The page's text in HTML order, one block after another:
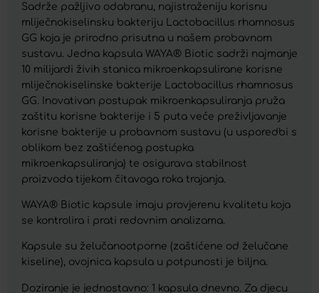
Sadrže pažljivo odabranu, najistraženiju korisnu
mliječnokiselinsku bakteriju Lactobacillus rhamnosus
GG koja je prirodno prisutna u našem probavnom
sustavu. Jedna kapsula WAYA® Biotic sadrži najmanje
10 milijardi živih stanica mikroenkapsulirane korisne
mliječnokiselinske bakterije Lactobacillus rhamnosus
GG. Inovativan postupak mikroenkapsuliranja pruža
zaštitu korisne bakterije i 5 puta veće preživljavanje
korisne bakterije u probavnom sustavu (u usporedbi s
oblikom bez zaštićenog postupka
mikroenkapsuliranja) te osigurava stabilnost
proizvoda tijekom čitavoga roka trajanja.
WAYA® Biotic kapsule imaju provjerenu kvalitetu koja
se kontrolira i prati redovnim analizama.
Kapsule su želučanootporne (zaštićene od želučane
kiseline), ovojnica kapsula u potpunosti je biljna.
Doziranje je jednostavno: 1 kapsula dnevno. Za djecu